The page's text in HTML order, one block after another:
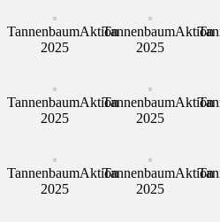
TannenbaumAktion
2025
TannenbaumAktion
2025
TannenbaumAktion
2025
TannenbaumAktion
2025
TannenbaumAktion
2025
TannenbaumAktion
2025